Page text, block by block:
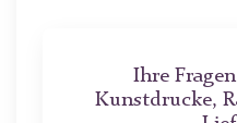
Ihre
Kunstdrucke,